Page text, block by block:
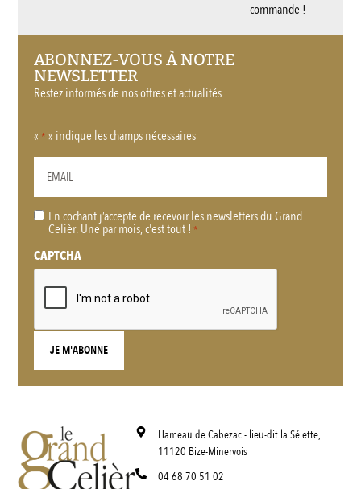
commande !
ABONNEZ-VOUS À NOTRE
NEWSLETTER
Restez informés de nos offres et actualités
« * » indique les champs nécessaires
RGPDEn cochant j’accepte de recevoir les newsletters du Grand
Celièr. Une par mois, c'est tout ! *
CAPTCHA
Hameau de Cabezac - lieu-dit la Sélette,
11120 Bize-Minervois
04 68 70 51 02